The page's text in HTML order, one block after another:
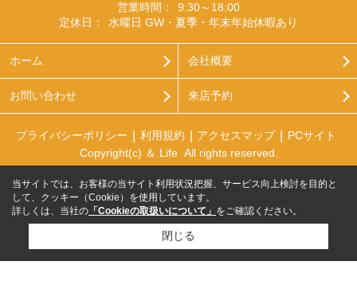
営業時間：
9:30～18:00
定休日：
水曜日 GW・夏季・年末年始休暇あり
ホーム 会社概要
お問い合わせ 来店予約
プライバシーポリシー 利用規約 アクセスマップ
PCサイト
Copyright(c) ＆ Life All rights reserved.
当サイトでは、お客様の当サイト利用状況把握、サービス向上検討を目的と
して、クッキー（Cookie）を使用しています。
詳しくは、当社の 「Cookieの取扱いについて」 をご確認ください。
閉じる